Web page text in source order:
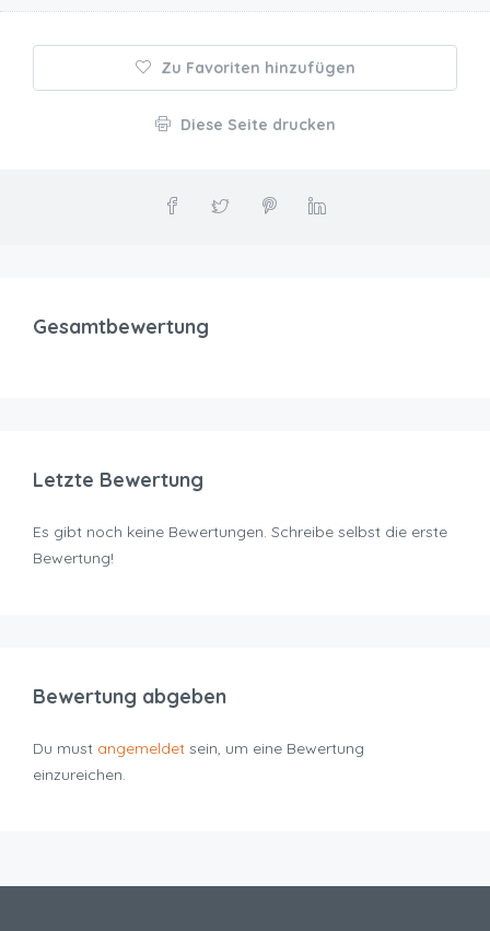
Zu Favoriten hinzufügen
Diese Seite drucken
Gesamtbewertung
Letzte Bewertung
Es gibt noch keine Bewertungen. Schreibe selbst die erste
Bewertung!
Bewertung abgeben
Du must angemeldet sein, um eine Bewertung
einzureichen.